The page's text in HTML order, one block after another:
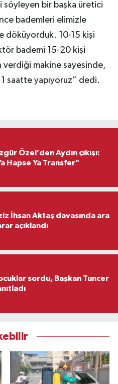
bir başka üretici
bademleri elimizle
döküyorduk. 10-15 kişi
bademi 15-20 kişi
verdiği makine sayesinde,
saatte yapıyoruz” dedi.
Özel’den Aydın çıkışı:
Hapse Ya Transfer"
İhsan Aktaş davasında ara
açıklandı
sordu, Başkan Tuncer